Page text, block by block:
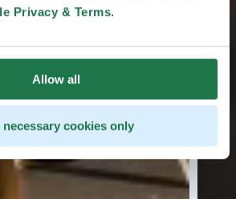
Privacy & Terms.
Allow all
necessary cookies only